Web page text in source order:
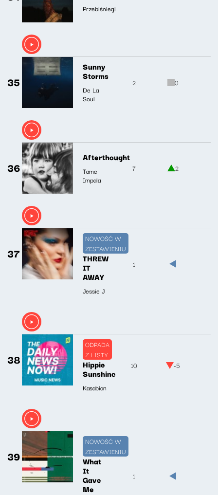
Przebiśniegi
35
Sunny
Storms
De La
Soul
2 0
36
Afterthought
Tame
Impala
7 2
37
NOWOŚĆ W
ZESTAWIENIU
THREW
IT
AWAY
Jessie J
1
38
ODPADA
Z LISTY
Hippie
Sunshine
Kasabian
10 -5
39
NOWOŚĆ W
ZESTAWIENIU
What
It
Gave
Me
1